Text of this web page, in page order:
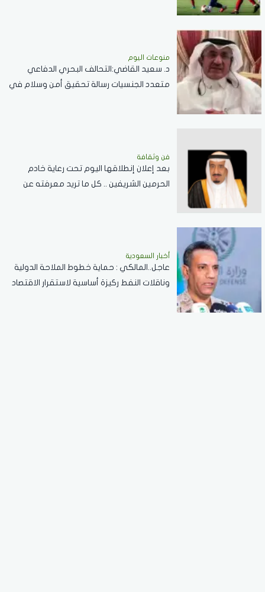
منوعات اليوم
د. سعيد القاضي:التحالف البحري الدفاعي
متعدد الجنسيات رسالة تحقيق أمن وسلام في
فن وثقافة
بعد إعلان إنطلاقها اليوم تحت رعاية خادم
الحرمين الشريفين .. كل ما تريد معرفته عن
أخبار السعودية
عاجل..المالكي : حماية خطوط الملاحة الدولية
وناقلات النفط ركيزة أساسية لاستقرار الاقتصاد